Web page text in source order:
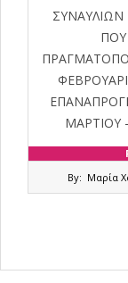
ΣΥΝΑΥΛΙΩΝ
ΜΑΡΤΙΟΥ
By: Μαρία